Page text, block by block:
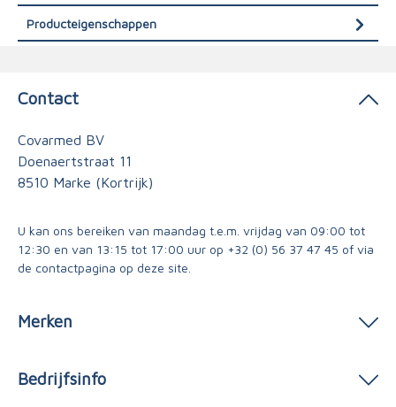
Producteigenschappen
Contact
Covarmed BV
Doenaertstraat 11
8510 Marke (Kortrijk)
U kan ons bereiken van maandag t.e.m. vrijdag van 09:00 tot
12:30 en van 13:15 tot 17:00 uur op +32 (0) 56 37 47 45 of via
de contactpagina op deze site.
Merken
Bedrijfsinfo